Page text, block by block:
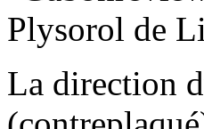
La direction